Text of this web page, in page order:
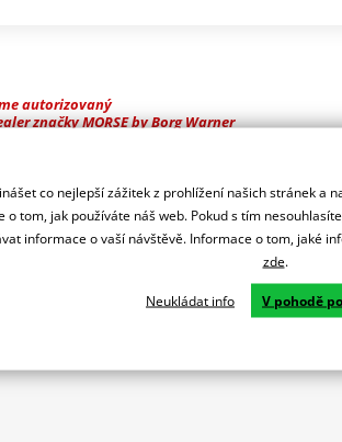
autorizovaný
značky MORSE by Borg Warner
nižší hlučností a o 10% větší odolností.
co nejlepší zážitek z prohlížení našich stránek a
o tom, jak používáte náš web. Pokud s tím
informace o vaší návštěvě. Informace o tom, jaké
zde.
Neukládat info V pohodě